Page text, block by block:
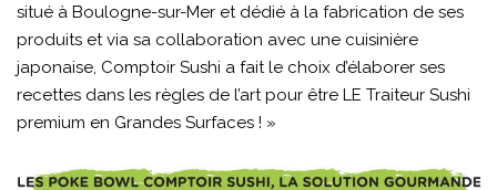
situé à Boulogne-sur-Mer et dédié à la fabrication de ses
produits et via sa collaboration avec une cuisinière
japonaise, Comptoir Sushi a fait le choix d’élaborer ses
recettes dans les règles de l’art pour être LE Traiteur Sushi
premium en Grandes Surfaces ! »